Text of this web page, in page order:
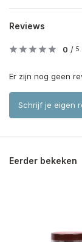
Reviews
0 / 5
Er zijn nog geen
Schrijf je eigen
Eerder bekeken